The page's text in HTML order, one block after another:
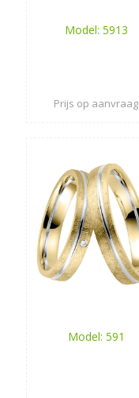
Model: 5913
Prijs op aanvraag
Model: 591